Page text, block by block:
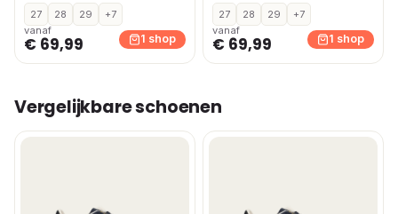
27 28 29
+7
vanaf
€ 69,99 1 shop
27 28 29
+7
vanaf
€ 69,99 1 shop
Vergelijkbare schoenen